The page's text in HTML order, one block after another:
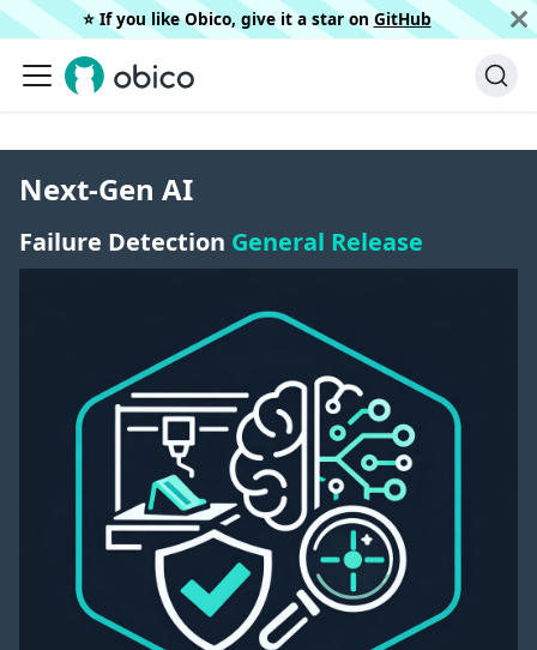
⭐️ If you like Obico, give it a star on GitHub
Next-Gen AI
Failure Detection General Release